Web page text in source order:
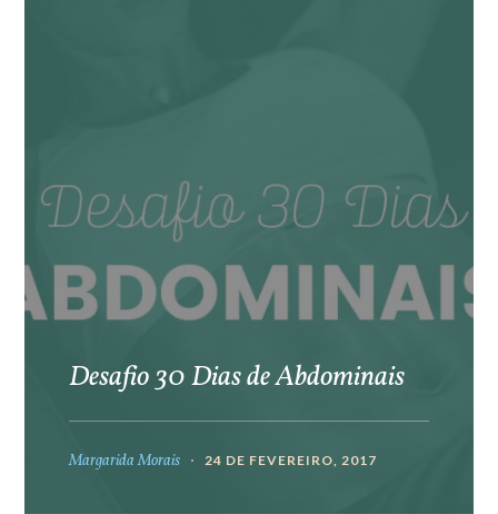
Desafio 30 Dias de Abdominais
Margarida Morais 24 DE FEVEREIRO, 2017